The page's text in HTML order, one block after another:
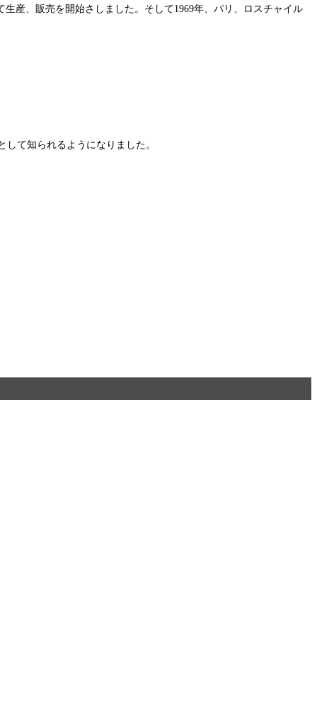
産、販売を開始さしました。そして1969年、パリ、ロスチャイル
て知られるようになりました。